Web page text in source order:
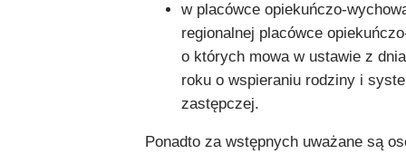
w placówce opiekuńczo-
regionalnej placówce
o których mowa w ustawie z
roku o wspieraniu rodziny i
zastępczej.
Ponadto za wstępnych uważane są